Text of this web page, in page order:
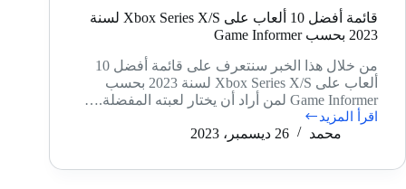
قائمة أفضل 10 ألعاب على Xbox Series X/S لسنة
2023 بحسب Game Informer
من خلال هذا الخبر سنتعرف على قائمة أفضل 10
ألعاب على Xbox Series X/S لسنة 2023 بحسب
Game Informer لمن أراد أن يختار لعبته المفضلة.…
اقرأ المزيد
قائمة
ألعاب
محمد 26 ديسمبر، 2023